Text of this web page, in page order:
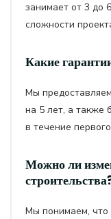
занимает от 3 до
сложности
Какие
Мы
на 5 лет, а также
в течение
Можно ли
Мы понимаем, что